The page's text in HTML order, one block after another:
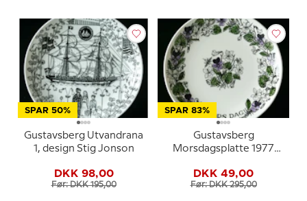
SPAR 50%
Gustavsberg Utvandrana
1, design Stig Jonson
DKK 98,00
Før: DKK 195,00
SPAR 83%
Gustavsberg
Morsdagsplatte 1977
DKK 49,00
Før: DKK 295,00